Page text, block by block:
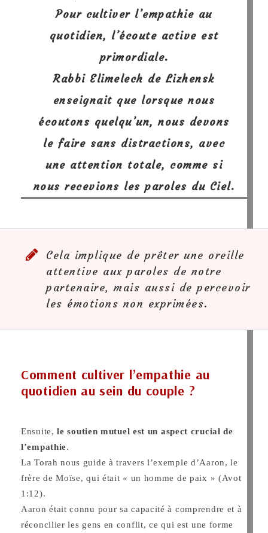
Pour cultiver l’empathie au
quotidien, l’écoute active est
primordiale.
Rabbi Elimelech de Lizhensk
enseignait que lorsque nous
écoutons quelqu’un, nous devons
le faire sans distractions, avec
une attention totale, comme si
nous recevions les paroles du Ciel.
Cela implique de prêter une oreille
attentive aux paroles de notre
partenaire, mais aussi de percevoir
les émotions non exprimées.
Comment cultiver l’empathie au
quotidien au sein du couple ?
Ensuite,le soutien mutuel est un aspect crucial de
l’empathie.
La Torah nous guide à travers l’exemple d’Aaron, le
frère de Moïse, qui était « un homme de paix » (Avot
1:12).
Aaron était connu pour sa capacité à comprendre et à
réconcilier les gens en conflit, ce qui est une forme